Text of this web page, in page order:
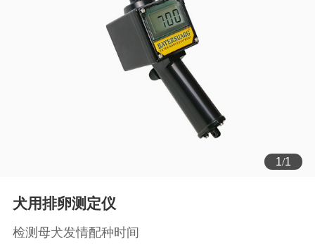
1/1
犬用排卵测定仪
检测母犬发情配种时间